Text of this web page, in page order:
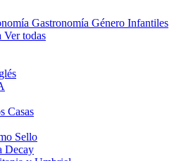
Gastronomía Género Infantiles
Ver todas
Casas
Sello
Decay